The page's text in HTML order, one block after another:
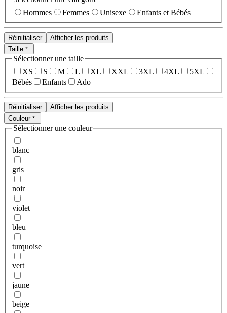
Hommes
Femmes Unisexe Enfants et Bébés
Réinitialiser
Afficher les produits
Taille
Sélectionner une taille
XS
S M L XL XXL 3XL 4XL
5XL
Bébés
Enfants Ado
Réinitialiser
Afficher les produits
Couleur
Sélectionner une couleur
blanc
gris
noir
violet
bleu
turquoise
vert
jaune
beige